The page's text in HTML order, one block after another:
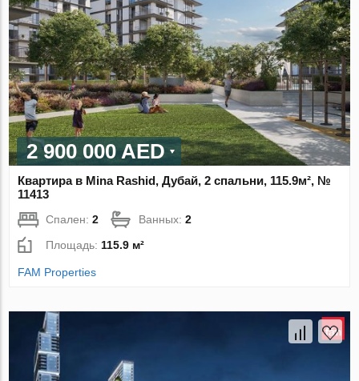
2 900 000 AED
Квартира в Mina Rashid, Дубай, 2 спальни, 115.9м², №
11413
Спален:2 Ванных:2
Площадь:115.9 м²
FAM Properties